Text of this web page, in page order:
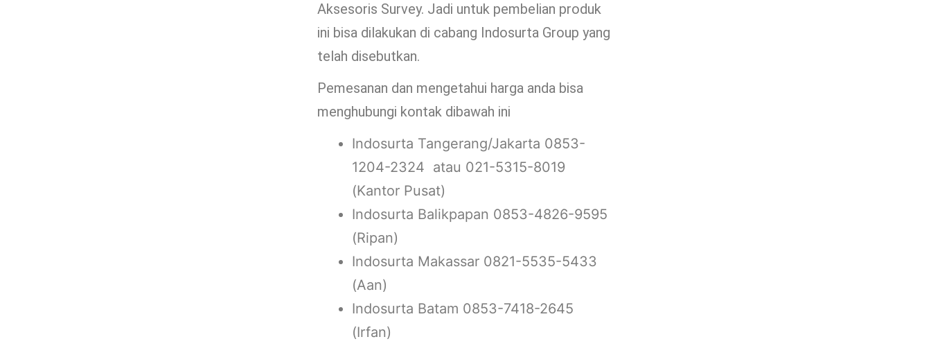
Aksesoris Survey. Jadi untuk pembelian produk
ini bisa dilakukan di cabang Indosurta Group yang
telah disebutkan.
Pemesanan dan mengetahui harga anda bisa
menghubungi kontak dibawah ini
Indosurta Tangerang/Jakarta 0853-
1204-2324 atau 021-5315-8019
(Kantor Pusat)
Indosurta Balikpapan 0853-4826-9595
(Ripan)
Indosurta Makassar 0821-5535-5433
(Aan)
Indosurta Batam 0853-7418-2645
(Irfan)